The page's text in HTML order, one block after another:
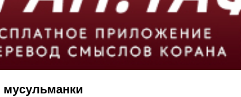
мусульманки